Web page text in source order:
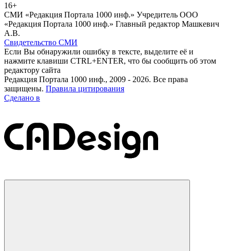
16+
СМИ «Редакция Портала 1000 инф.» Учредитель ООО
«Редакция Портала 1000 инф.» Главный редактор Машкевич
А.В.
Свидетельство СМИ
Если Вы обнаружили ошибку в тексте, выделите её и
нажмите клавиши CTRL+ENTER, что бы сообщить об этом
редактору сайта
Редакция Портала 1000 инф., 2009 - 2026. Все права
защищены. Правила цитирования
Сделано в